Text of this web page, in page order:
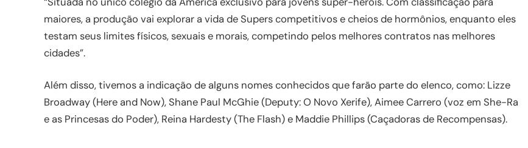
maiores, a produção vai explorar a vida de Supers competitivos e cheios de hormônios, enquanto eles
testam seus limites físicos, sexuais e morais, competindo pelos melhores contratos nas melhores
cidades”.
Além disso, tivemos a indicação de alguns nomes conhecidos que farão parte do elenco, como: Lizze
Broadway (Here and Now), Shane Paul McGhie (Deputy: O Novo Xerife), Aimee Carrero (voz em She-Ra
e as Princesas do Poder), Reina Hardesty (The Flash) e Maddie Phillips (Caçadoras de Recompensas).